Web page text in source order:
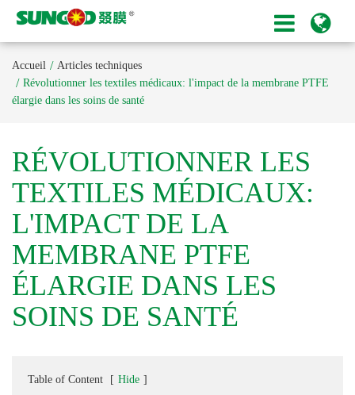
Accueil
Articles techniques
Révolutionner les textiles médicaux: l'impact de la membrane PTFE
élargie dans les soins de santé
RÉVOLUTIONNER LES
TEXTILES MÉDICAUX:
L'IMPACT DE LA
MEMBRANE PTFE
ÉLARGIE DANS LES
SOINS DE SANTÉ
Table of Content [ Hide ]